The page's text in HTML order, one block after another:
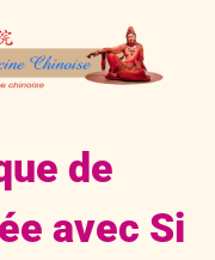
de
avec Si